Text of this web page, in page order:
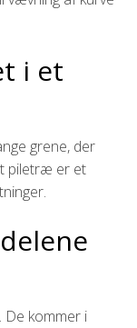
i et
grene, der
piletræ er et
kommer i